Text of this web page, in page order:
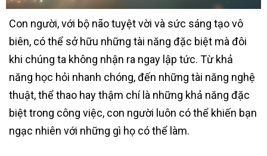
Con người, với bộ não tuyệt vời và sức sáng tạo vô
biên, có thể sở hữu những tài năng đặc biệt mà đôi
khi chúng ta không nhận ra ngay lập tức. Từ khả
năng học hỏi nhanh chóng, đến những tài năng nghệ
thuật, thể thao hay thậm chí là những khả năng đặc
biệt trong công việc, con người luôn có thể khiến bạn
ngạc nhiên với những gì họ có thể làm.